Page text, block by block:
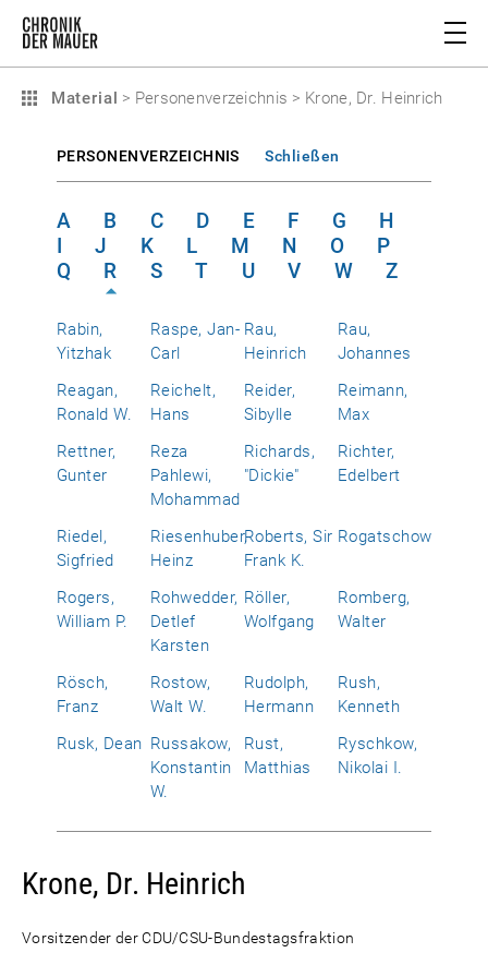
Material > Personenverzeichnis > Krone, Dr. Heinrich
PERSONENVERZEICHNIS Schließen
A B C D E F G
H
I
J K L M N O
P
Q
R S T U V W Z
Rabin,
Yitzhak
Raspe, Jan-
Carl
Rau,
Heinrich
Rau,
Johannes
Reagan,
Ronald W.
Reichelt,
Hans
Reider,
Sibylle
Reimann,
Max
Rettner,
Gunter
Reza
Pahlewi,
Mohammad
Richards,
"Dickie"
Richter,
Edelbert
Riedel,
Sigfried
Riesenhuber,
Heinz
Roberts, Sir
Frank K.
Rogatschow
Rogers,
William P.
Rohwedder,
Detlef
Karsten
Röller,
Wolfgang
Romberg,
Walter
Rösch,
Franz
Rostow,
Walt W.
Rudolph,
Hermann
Rush,
Kenneth
Rusk, Dean Russakow,
Konstantin
W.
Rust,
Matthias
Ryschkow,
Nikolai I.
Krone, Dr. Heinrich
Vorsitzender der CDU/CSU-Bundestagsfraktion